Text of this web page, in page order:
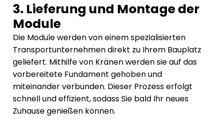
3. Lieferung und Montage der
Module
Die Module werden von einem spezialisierten
Transportunternehmen direkt zu Ihrem Bauplatz
geliefert. Mithilfe von Kränen werden sie auf das
vorbereitete Fundament gehoben und
miteinander verbunden. Dieser Prozess erfolgt
schnell und effizient, sodass Sie bald Ihr neues
Zuhause genießen können.